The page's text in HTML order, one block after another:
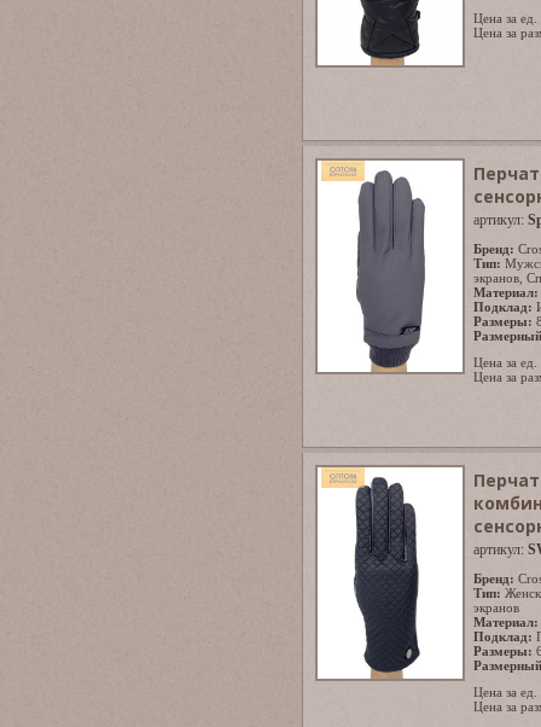
Цена за
Цена за
артикул:
Бренд:
Тип:
экранов
Материал:
Подклад:
Размеры:
Цена за
Цена за
артикул:
Бренд:
Тип:
экранов
Материал:
Подклад:
Размеры:
Цена за
Цена за